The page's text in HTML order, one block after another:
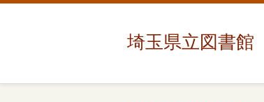
埼玉県立図書館